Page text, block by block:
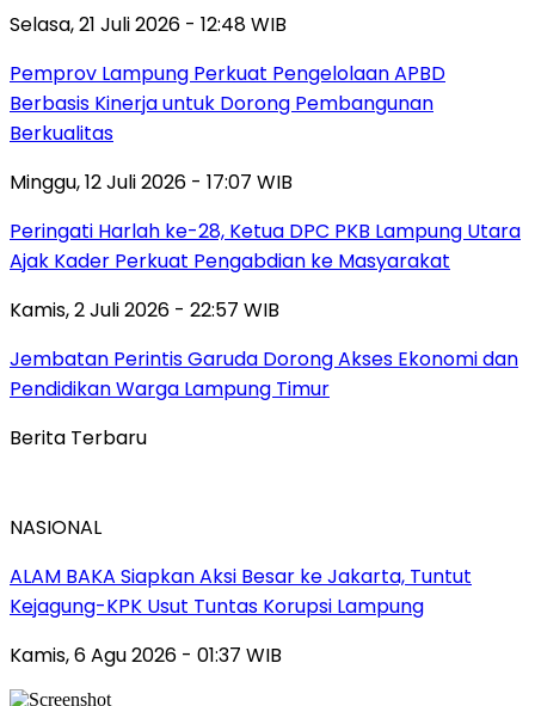
Selasa, 21 Juli 2026 - 12:48 WIB
Pemprov Lampung Perkuat Pengelolaan APBD
Berbasis Kinerja untuk Dorong Pembangunan
Berkualitas
Minggu, 12 Juli 2026 - 17:07 WIB
Peringati Harlah ke-28, Ketua DPC PKB Lampung Utara
Ajak Kader Perkuat Pengabdian ke Masyarakat
Kamis, 2 Juli 2026 - 22:57 WIB
Jembatan Perintis Garuda Dorong Akses Ekonomi dan
Pendidikan Warga Lampung Timur
Berita Terbaru
NASIONAL
ALAM BAKA Siapkan Aksi Besar ke Jakarta, Tuntut
Kejagung-KPK Usut Tuntas Korupsi Lampung
Kamis, 6 Agu 2026 - 01:37 WIB